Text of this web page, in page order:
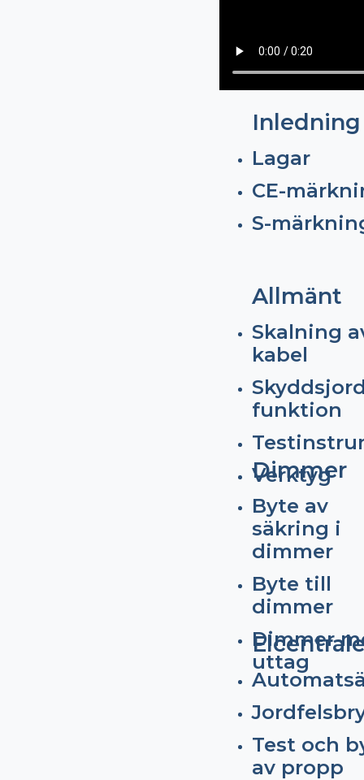
Inledning
Lagar
CE-
S-
Allmänt
Skalning
kabel
funktion
Verktyg
Dimmer
Byte av
säkring i
dimmer
Byte till
dimmer
Dimmer
uttag
Test och
av propp